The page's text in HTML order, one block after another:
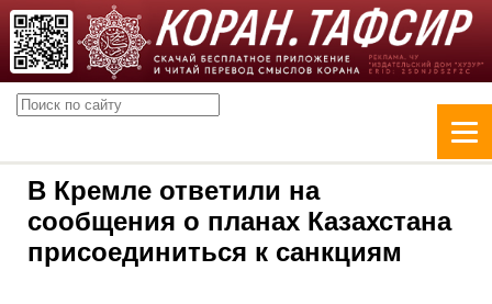
В Кремле ответили на
сообщения о планах Казахстана
присоединиться к санкциям